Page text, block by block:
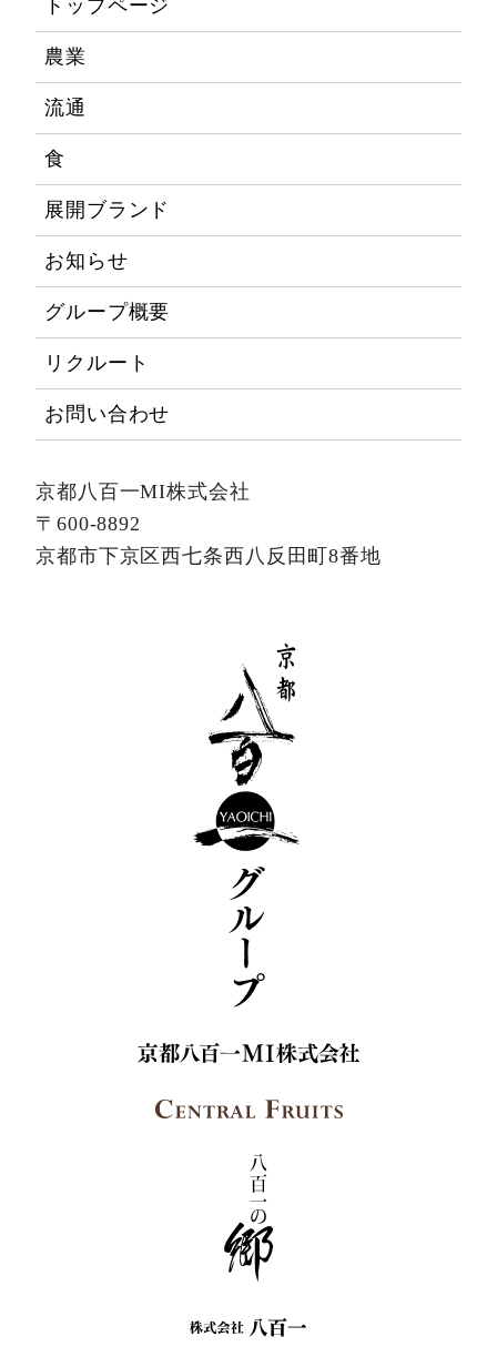
トップページ
農業
流通
食
展開ブランド
お知らせ
グループ概要
リクルート
お問い合わせ
京都八百一MI株式会社
〒600-8892
京都市下京区西七条西八反田町8番地